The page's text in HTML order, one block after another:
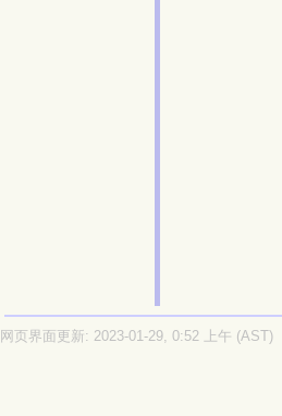
网页界面更新: 2023-01-29, 0:52 上午 (AST)